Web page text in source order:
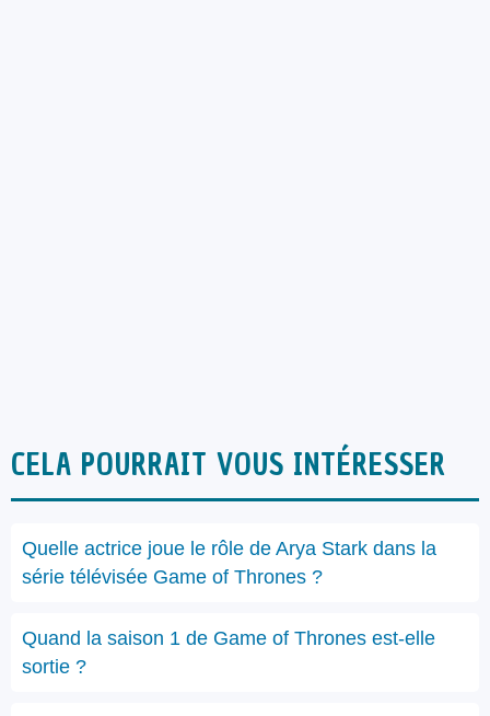
CELA POURRAIT VOUS INTÉRESSER
Quelle actrice joue le rôle de Arya Stark dans la
série télévisée Game of Thrones ?
Quand la saison 1 de Game of Thrones est-elle
sortie ?